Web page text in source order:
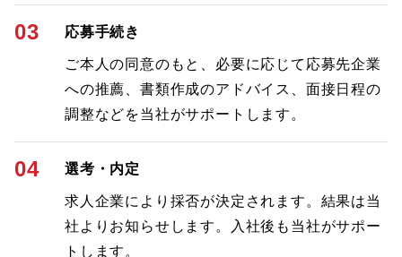
03 応募手続き
ご本人の同意のもと、必要に応じて応募先企業
への推薦、書類作成のアドバイス、面接日程の
調整などを当社がサポートします。
04 選考・内定
求人企業により採否が決定されます。結果は当
社よりお知らせします。入社後も当社がサポー
トします。